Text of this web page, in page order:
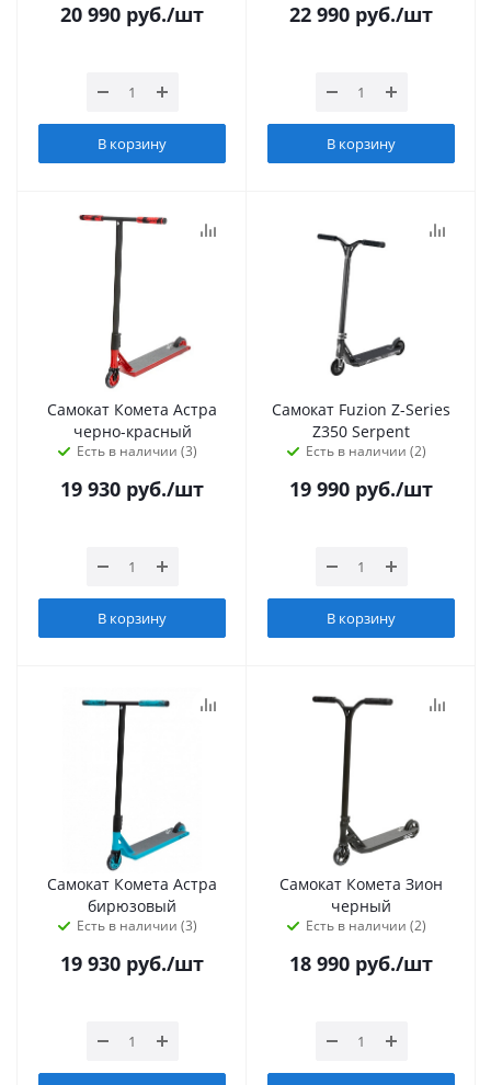
20 990 руб./шт
В корзину
22 990 руб./шт
В корзину
Самокат Комета Астра
черно-красный
Есть в наличии (3)
19 930 руб./шт
В корзину
Самокат Fuzion Z-Series
Z350 Serpent
Есть в наличии (2)
19 990 руб./шт
В корзину
Самокат Комета Астра
бирюзовый
Есть в наличии (3)
19 930 руб./шт
Самокат Комета Зион
черный
Есть в наличии (2)
18 990 руб./шт